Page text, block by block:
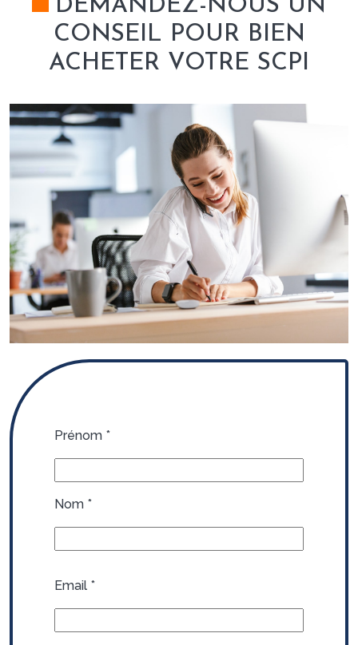
DEMANDEZ-NOUS UN
CONSEIL POUR BIEN
ACHETER VOTRE SCPI
Prénom *
Nom *
Email *